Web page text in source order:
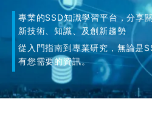
專業的SSD知識學習平台，分享
新技術、知識、及創新趨勢
從入門指南到專業研究，無論是
有您需要的資訊。